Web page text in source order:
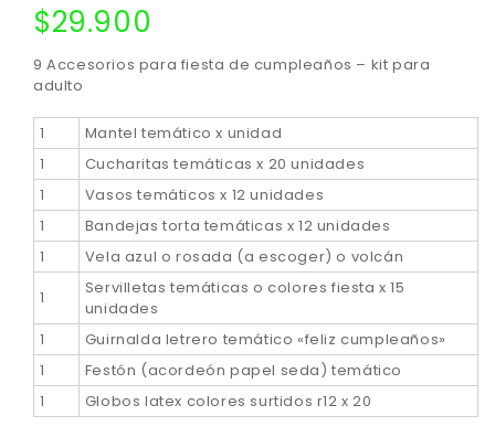
$29.900
9 Accesorios para fiesta de cumpleaños – kit para
adulto
1
Mantel temático x unidad
1
Cucharitas temáticas x 20 unidades
1
Vasos temáticos x 12 unidades
1
Bandejas torta temáticas x 12 unidades
1
Vela azul o rosada (a escoger) o volcán
1
Servilletas temáticas o colores fiesta x 15
unidades
1
Guirnalda letrero temático «feliz cumpleaños»
1
Festón (acordeón papel seda) temático
1
Globos latex colores surtidos r12 x 20